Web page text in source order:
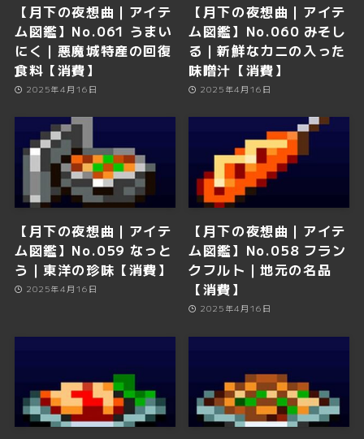
【月下の夜想曲｜アイテ
ム図鑑】No.061 うまい
にく｜悪魔城特産の回復
食料【消費】
2025年4月16日
【月下の夜想曲｜アイテ
ム図鑑】No.060 みそし
る｜新鮮なカニの入った
味噌汁【消費】
2025年4月16日
【月下の夜想曲｜アイテ
ム図鑑】No.059 なっと
う｜東洋の珍味【消費】
2025年4月16日
【月下の夜想曲｜アイテ
ム図鑑】No.058 フラン
クフルト｜地元の名品
【消費】
2025年4月16日